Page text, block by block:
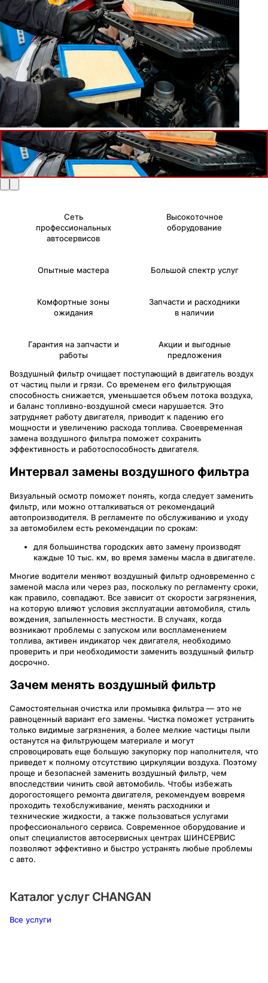
Сеть
профессиональных
автосервисов
Высокоточное
оборудование
Опытные мастера Большой спектр услуг
Комфортные зоны
ожидания
Запчасти и расходники
в наличии
Гарантия на запчасти и
работы
Акции и выгодные
предложения
Воздушный фильтр очищает поступающий в двигатель воздух
от частиц пыли и грязи. Со временем его фильтрующая
способность снижается, уменьшается объем потока воздуха,
и баланс топливно-воздушной смеси нарушается. Это
затрудняет работу двигателя, приводит к падению его
мощности и увеличению расхода топлива. Своевременная
замена воздушного фильтра поможет сохранить
эффективность и работоспособность двигателя.
Интервал замены воздушного фильтра
Визуальный осмотр поможет понять, когда следует заменить
фильтр, или можно отталкиваться от рекомендаций
автопроизводителя. В регламенте по обслуживанию и уходу
за автомобилем есть рекомендации по срокам:
для большинства городских авто замену производят
каждые 10 тыс. км, во время замены масла в двигателе.
Многие водители меняют воздушный фильтр одновременно с
заменой масла или через раз, поскольку по регламенту сроки,
как правило, совпадают. Все зависит от скорости загрязнения,
на которую влияют условия эксплуатации автомобиля, стиль
вождения, запыленность местности. В случаях, когда
возникают проблемы с запуском или воспламенением
топлива, активен индикатор чек двигателя, необходимо
проверить и при необходимости заменить воздушный фильтр
досрочно.
Зачем менять воздушный фильтр
Самостоятельная очистка или промывка фильтра — это не
равноценный вариант его замены. Чистка поможет устранить
только видимые загрязнения, а более мелкие частицы пыли
останутся на фильтрующем материале и могут
спровоцировать еще большую закупорку пор наполнителя, что
приведет к полному отсутствию циркуляции воздуха. Поэтому
проще и безопасней заменить воздушный фильтр, чем
впоследствии чинить свой автомобиль. Чтобы избежать
дорогостоящего ремонта двигателя, рекомендуем вовремя
проходить техобслуживание, менять расходники и
технические жидкости, а также пользоваться услугами
профессионального сервиса. Современное оборудование и
опыт специалистов автосервисных центрах ШИНСЕРВИС
позволяют эффективно и быстро устранять любые проблемы
с авто.
Каталог услуг CHANGAN
Все услуги